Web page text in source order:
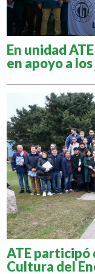
En unidad
en apoyo a
ATE participó
Cultura del